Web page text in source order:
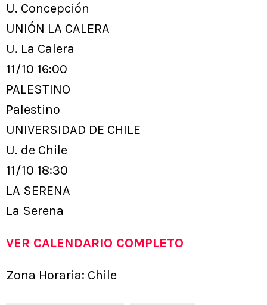
U. Concepción
UNIÓN LA CALERA
U. La Calera
11/10 16:00
PALESTINO
Palestino
UNIVERSIDAD DE CHILE
U. de Chile
11/10 18:30
LA SERENA
La Serena
VER CALENDARIO COMPLETO
Zona Horaria: Chile